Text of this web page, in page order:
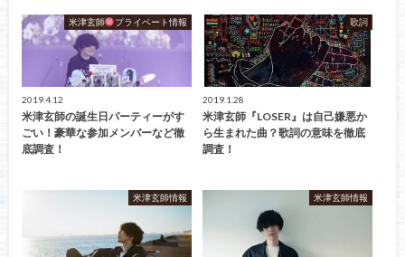
米津玄師 プライベート情報
2019.4.12
米津玄師の誕生日パーティーがす
ごい！豪華な参加メンバーなど徹
底調査！
歌詞
2019.1.28
米津玄師『LOSER』は自己嫌悪か
ら生まれた曲？歌詞の意味を徹底
調査！
米津玄師情報 米津玄師情報